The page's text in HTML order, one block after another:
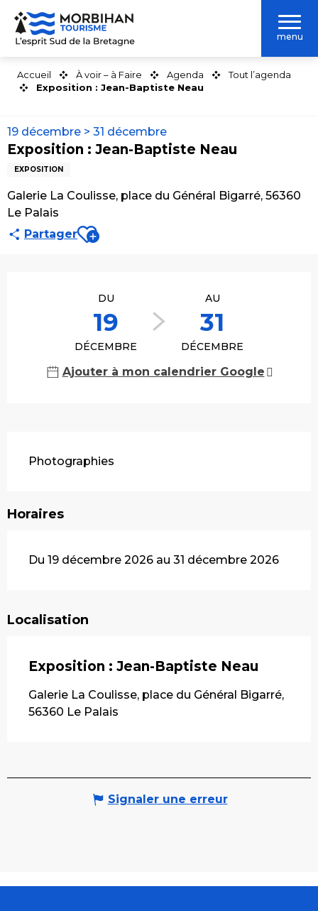
Aller
contenu
menu
Accueil À voir – à Faire Agenda
Tout l’agenda
Exposition : Jean-Baptiste Neau
19 décembre > 31 décembre
Exposition : Jean-Baptiste Neau
EXPOSITION
Galerie La Coulisse, place du Général Bigarré, 56360
Le Palais
PartagerAjouter aux favoris
DU
19
DÉCEMBRE
AU
31
DÉCEMBRE
Ajouter à mon calendrier Google
Photographies
Horaires
Du 19 décembre 2026 au 31 décembre 2026
Localisation
Exposition : Jean-Baptiste Neau
Galerie La Coulisse, place du Général Bigarré,
56360 Le Palais
Signaler une erreur